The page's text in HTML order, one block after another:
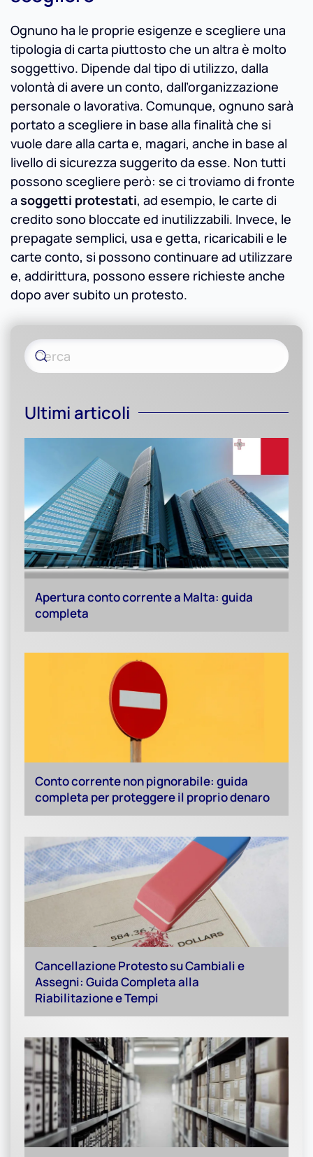
Ognuno ha le proprie esigenze e scegliere una
tipologia di carta piuttosto che un altra è molto
soggettivo. Dipende dal tipo di utilizzo, dalla
volontà di avere un conto, dall’organizzazione
personale o lavorativa. Comunque, ognuno sarà
portato a scegliere in base alla finalità che si
vuole dare alla carta e, magari, anche in base al
livello di sicurezza suggerito da esse. Non tutti
possono scegliere però: se ci troviamo di fronte
a soggetti protestati, ad esempio, le carte di
credito sono bloccate ed inutilizzabili. Invece, le
prepagate semplici, usa e getta, ricaricabili e le
carte conto, si possono continuare ad utilizzare
e, addirittura, possono essere richieste anche
dopo aver subito un protesto.
Ultimi articoli
Apertura conto corrente a Malta: guida
completa
Conto corrente non pignorabile: guida
completa per proteggere il proprio denaro
Cancellazione Protesto su Cambiali e
Assegni: Guida Completa alla
Riabilitazione e Tempi